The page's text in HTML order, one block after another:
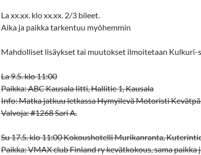
La xx.xx. klo xx.xx. 2/3 bileet.
Aika ja paikka tarkentuu myöhemmin
Mahdolliset lisäykset tai muutokset ilmoitetaan Kulkuri-
La 9.5. klo 11:00
Paikka: ABC Kausala Iitti, Hallitie 1, Kausala
Info: Matka jatkuu letkassa Hymyilevä Motoristi
Valvoja: #1268 Sari A.
Su 17.5. klo 11:00 Kokoushotelli Murikanranta,
Paikka: VMAX club Finland ry kevätkokous, sama paikka